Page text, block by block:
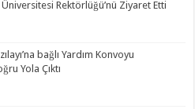
Rektörlüğü’nü Ziyaret Etti
bağlı Yardım Konvoyu
Yola Çıktı